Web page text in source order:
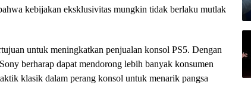
kebijakan eksklusivitas mungkin tidak berlaku mutlak
untuk meningkatkan penjualan konsol PS5. Dengan
berharap dapat mendorong lebih banyak konsumen
klasik dalam perang konsol untuk menarik pangsa